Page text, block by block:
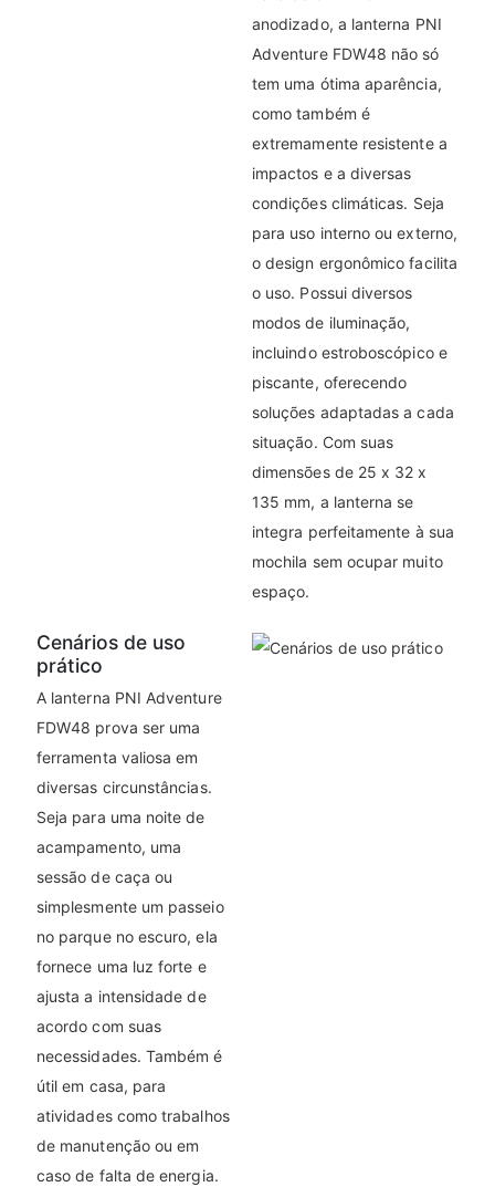
anodizado, a lanterna PNI
Adventure FDW48 não só
tem uma ótima aparência,
como também é
extremamente resistente a
impactos e a diversas
condições climáticas. Seja
para uso interno ou externo,
o design ergonômico facilita
o uso. Possui diversos
modos de iluminação,
incluindo estroboscópico e
piscante, oferecendo
soluções adaptadas a cada
situação. Com suas
dimensões de 25 x 32 x
135 mm, a lanterna se
integra perfeitamente à sua
mochila sem ocupar muito
espaço.
Cenários de uso
prático
A lanterna PNI Adventure
FDW48 prova ser uma
ferramenta valiosa em
diversas circunstâncias.
Seja para uma noite de
acampamento, uma
sessão de caça ou
simplesmente um passeio
no parque no escuro, ela
fornece uma luz forte e
ajusta a intensidade de
acordo com suas
necessidades. Também é
útil em casa, para
atividades como trabalhos
de manutenção ou em
caso de falta de energia.